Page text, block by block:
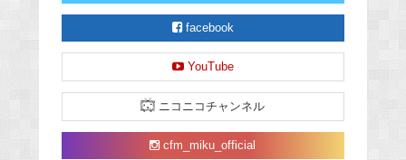
facebook
YouTube
ニコニコチャンネル
cfm_miku_official